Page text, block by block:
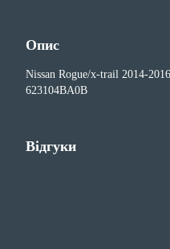
Опис
Nissan Rogue/x-trail 2014-
623104BA0B
Відгуки